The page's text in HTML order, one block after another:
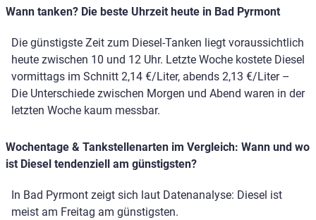
Wann tanken? Die beste Uhrzeit heute in Bad Pyrmont
Die günstigste Zeit zum Diesel-Tanken liegt voraussichtlich
heute zwischen 10 und 12 Uhr. Letzte Woche kostete Diesel
vormittags im Schnitt 2,14 €/Liter, abends 2,13 €/Liter –
Die Unterschiede zwischen Morgen und Abend waren in der
letzten Woche kaum messbar.
Wochentage & Tankstellenarten im Vergleich: Wann und wo
ist Diesel tendenziell am günstigsten?
In Bad Pyrmont zeigt sich laut Datenanalyse: Diesel ist
meist am Freitag am günstigsten.